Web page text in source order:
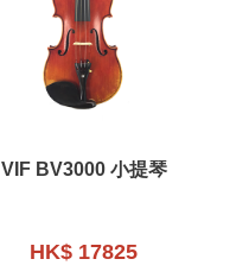
VIF BV3000 小提琴
HK$ 17825